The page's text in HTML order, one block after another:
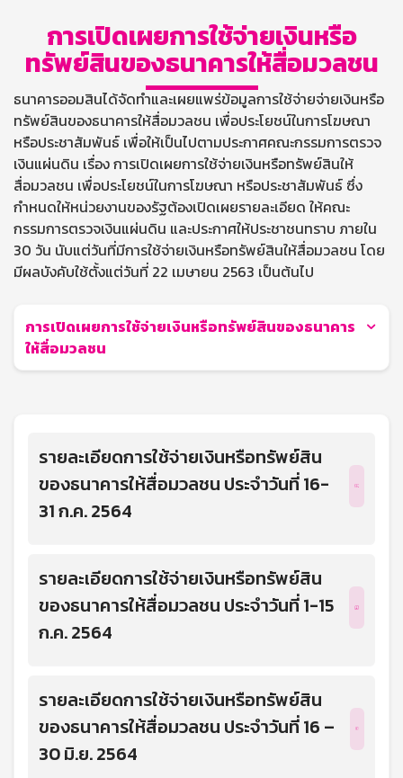
การเปิดเผยการใช้จ่ายเงินหรือ
ทรัพย์สินของธนาคารให้สื่อมวลชน
ธนาคารออมสินได้จัดทำและเผยแพร่ข้อมูลการใช้จ่ายจ่ายเงินหรือ
ทรัพย์สินของธนาคารให้สื่อมวลชน เพื่อประโยชน์ในการโฆษณา
หรือประชาสัมพันธ์ เพื่อให้เป็นไปตามประกาศคณะกรรมการตรวจ
เงินแผ่นดิน เรื่อง การเปิดเผยการใช้จ่ายเงินหรือทรัพย์สินให้
สื่อมวลชน เพื่อประโยชน์ในการโฆษณา หรือประชาสัมพันธ์ ซึ่ง
กำหนดให้หน่วยงานของรัฐต้องเปิดเผยรายละเอียด ให้คณะ
กรรมการตรวจเงินแผ่นดิน และประกาศให้ประชาชนทราบ ภายใน
30 วัน นับแต่วันที่มีการใช้จ่ายเงินหรือทรัพย์สินให้สื่อมวลชน โดย
มีผลบังคับใช้ตั้งแต่วันที่ 22 เมษายน 2563 เป็นต้นไป
การเปิดเผยการใช้จ่ายเงินหรือทรัพย์สินของธนาคาร
ให้สื่อมวลชน
รายละเอียดการใช้จ่ายเงินหรือทรัพย์สิน
ของธนาคารให้สื่อมวลชน ประจำวันที่ 16-
31 ก.ค. 2564
รายละเอียดการใช้จ่ายเงินหรือทรัพย์สิน
ของธนาคารให้สื่อมวลชน ประจำวันที่ 1-15
ก.ค. 2564
รายละเอียดการใช้จ่ายเงินหรือทรัพย์สิน
ของธนาคารให้สื่อมวลชน ประจำวันที่ 16 –
30 มิ.ย. 2564